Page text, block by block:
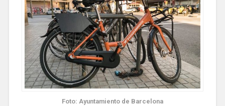
Foto: Ayuntamiento de Barcelona